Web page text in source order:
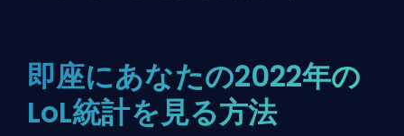
即座にあなたの2022年の
LoL統計を見る方法